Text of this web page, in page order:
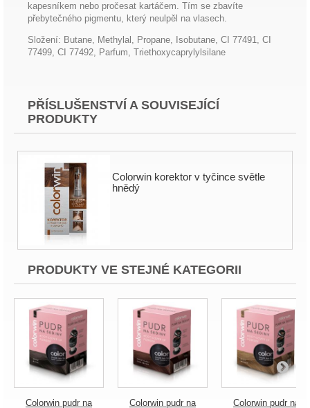
kapesníkem nebo pročesat kartáčem. Tím se zbavíte
přebytečného pigmentu, který neulpěl na vlasech.
Složení: Butane, Methylal, Propane, Isobutane, CI 77491, CI
77499, CI 77492, Parfum, Triethoxycaprylylsilane
PŘÍSLUŠENSTVÍ A SOUVISEJÍCÍ
PRODUKTY
Colorwin korektor v tyčince světle
hnědý
PRODUKTY VE STEJNÉ KATEGORII
Colorwin pudr na Colorwin pudr na Colorwin pudr na